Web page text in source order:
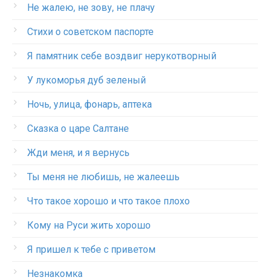
Не жалею, не зову, не плачу
Стихи о советском паспорте
Я памятник себе воздвиг нерукотворный
У лукоморья дуб зеленый
Ночь, улица, фонарь, аптека
Сказка о царе Салтане
Жди меня, и я вернусь
Ты меня не любишь, не жалеешь
Что такое хорошо и что такое плохо
Кому на Руси жить хорошо
Я пришел к тебе с приветом
Незнакомка